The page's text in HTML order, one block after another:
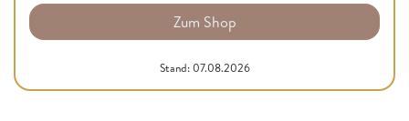
Zum Shop
Stand: 07.08.2026